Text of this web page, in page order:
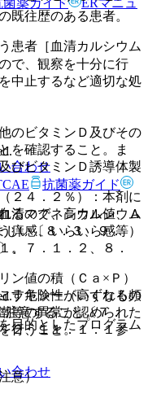
往歴のある患者。
患者［血清カルシウム
のビタミンＤ及びその
を確認すること。ま
びビタミンＤ誘導体製
清マグネシウム値、Ａ
しい〔８．３、９．
。
値の積（Ｃａ×Ｐ）
す危険性が高くなるの
注意すること〔７．
２、１１．１．１参
意）
で、観察を十分に行
中止するなど適切な処
２４．２％）：本剤に
るので、高カルシウム
痒感、いらいら感等）
、７．１．２、８．
ラキシー（いずれも頻
等の異常が認められた
行うこと。
合わせ
抗菌薬ガイド
目的としたプログラム
合わせ